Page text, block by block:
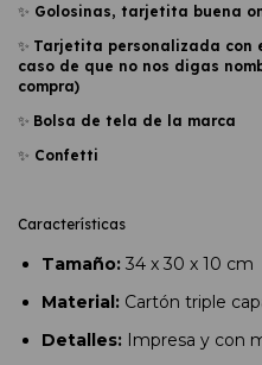
✨ Golosinas, tarjetita buena
✨ Tarjetita personalizada con
caso de que no nos digas
compra)
✨ Bolsa de tela de la marca
✨ Confetti
Características
Tamaño: 34 x 30 x 10 cm
Material: Cartón triple
Detalles: Impresa y con